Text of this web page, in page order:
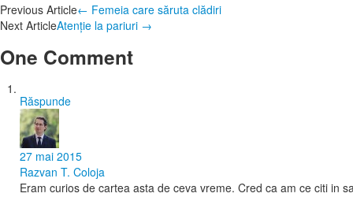
Post
navigation
Previous Article← Femeia care săruta clădiri
Next ArticleAtenţie la pariuri →
One Comment
Răspunde
27 mai 2015
Razvan T. Coloja
Eram curios de cartea asta de ceva vreme. Cred ca am ce citi in